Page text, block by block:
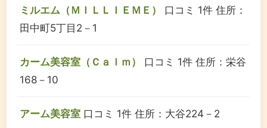
ミルエム（ＭＩＬＬＩＥＭＥ） 口コミ 1件 住所：
田中町5丁目2－1
カーム美容室（Ｃａｌｍ） 口コミ 1件 住所：栄谷
168－10
アーム美容室 口コミ 1件 住所：大谷224－2